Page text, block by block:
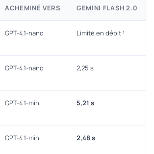
ACHEMINÉ VERS GEMINI FLASH 2.0
GPT-4.1-nano Limité en débit ¹
GPT-4.1-nano 2,25 s
GPT-4.1-mini 5,21 s
GPT-4.1-mini 2,48 s